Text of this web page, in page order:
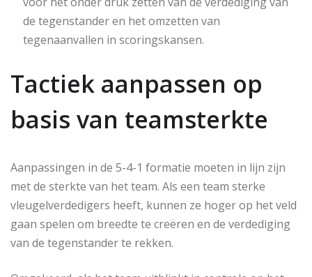
de tegenstander en het omzetten van
tegenaanvallen in scoringskansen.
Tactiek aanpassen op
basis van teamsterkte
Aanpassingen in de 5-4-1 formatie moeten in lijn zijn
met de sterkte van het team. Als een team sterke
vleugelverdedigers heeft, kunnen ze hoger op het veld
gaan spelen om breedte te creëren en de verdediging
van de tegenstander te rekken.